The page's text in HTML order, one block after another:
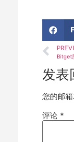
Bitget
发表
您的邮箱
评论 *